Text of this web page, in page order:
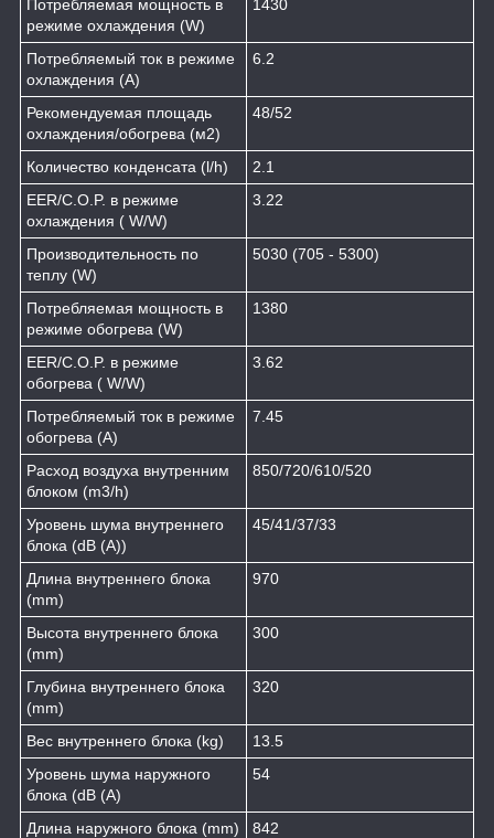
Потребляемая мощность в
режиме охлаждения (W)
1430
Потребляемый ток в режиме
охлаждения (A)
6.2
Рекомендуемая площадь
охлаждения/обогрева (м2)
48/52
Количество конденсата (l/h)
2.1
EER/C.O.P. в режиме
охлаждения ( W/W)
3.22
Производительность по
теплу (W)
5030 (705 - 5300)
Потребляемая мощность в
режиме обогрева (W)
1380
EER/C.O.P. в режиме
обогрева ( W/W)
3.62
Потребляемый ток в режиме
обогрева (A)
7.45
Расход воздуха внутренним
блоком (m3/h)
850/720/610/520
Уровень шума внутреннего
блока (dB (A))
45/41/37/33
Длина внутреннего блока
(mm)
970
Высота внутреннего блока
(mm)
300
Глубина внутреннего блока
(mm)
320
Вес внутреннего блока (kg)
13.5
Уровень шума наружного
блока (dB (A)
54
Длина наружного блока (mm)
842